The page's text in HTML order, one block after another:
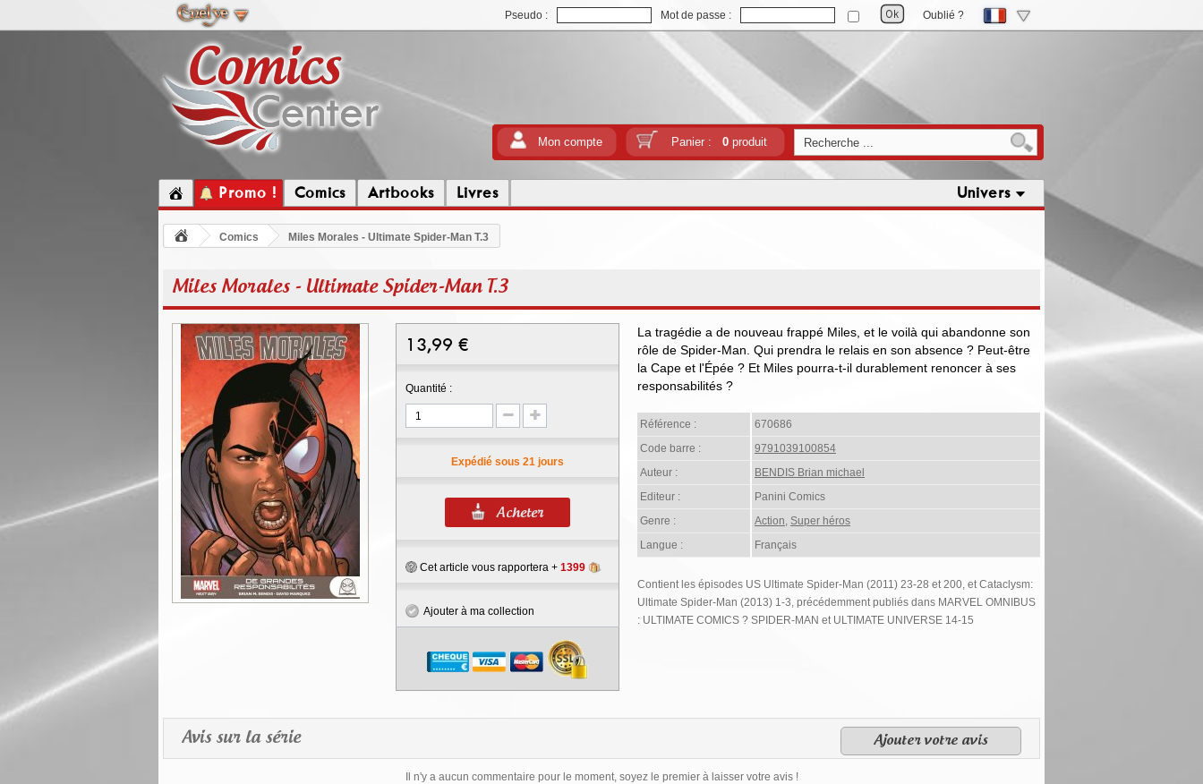
Pseudo : Mot de passe : Oublié ?
Mon compte Panier : 0produit
Promo ! Comics Artbooks Livres Univers
Comics Miles Morales - Ultimate Spider-Man T.3
Miles Morales - Ultimate Spider-Man T.3
13,99 €
Quantité :
Expédié sous 21 jours
Cet article vous rapportera + 1399
Ajouter à ma collection
La tragédie a de nouveau frappé Miles, et le voilà qui abandonne son
rôle de Spider-Man. Qui prendra le relais en son absence ? Peut-être
la Cape et l'Épée ? Et Miles pourra-t-il durablement renoncer à ses
responsabilités ?
Référence :
670686
Code barre :
9791039100854
Auteur :
BENDIS Brian michael
Editeur :
Panini Comics
Genre :
Action, Super héros
Langue :
Français
Contient les épisodes US Ultimate Spider-Man (2011) 23-28 et 200, et Cataclysm:
Ultimate Spider-Man (2013) 1-3, précédemment publiés dans MARVEL OMNIBUS
: ULTIMATE COMICS ? SPIDER-MAN et ULTIMATE UNIVERSE 14-15
Avis sur la série Ajouter votre avis
Il n'y a aucun commentaire pour le moment, soyez le premier à laisser votre avis !